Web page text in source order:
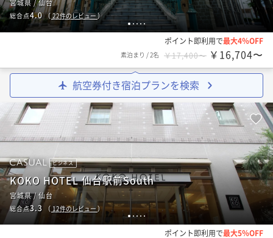
12345
宮城県 / 仙台
総合点4.0（ 22件のレビュー）
ポイント即利用で最大4％OFF
素泊まり /2名 ￥17,400〜 ￥16,704〜
航空券付き宿泊プランを検索
1 23 4 5
ビジネス
KOKO HOTEL 仙台駅前South
宮城県 / 仙台
総合点3.3 （ 12件のレビュー）
ポイント即利用で最大5％OFF